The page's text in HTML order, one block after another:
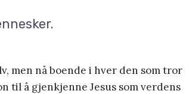
men nå boende i hver den som tror
til å gjenkjenne Jesus som verdens